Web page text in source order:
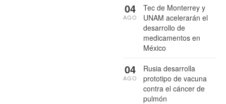
Tec de Monterrey y
UNAM acelerarán el
desarrollo de
medicamentos en
México
04
AGO
Rusia desarrolla
prototipo de vacuna
contra el cáncer de
pulmón
04
AGO